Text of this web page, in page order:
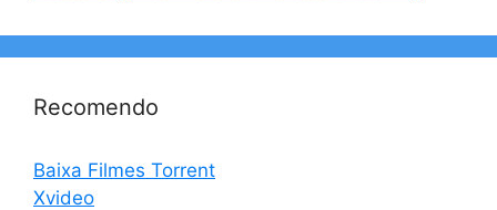
Recomendo
Baixa Filmes Torrent
Xvideo